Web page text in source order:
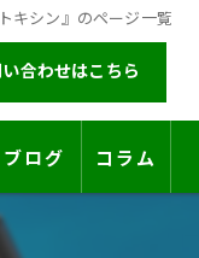
キシン』のページ一覧
合わせはこちら
ブログ コラム